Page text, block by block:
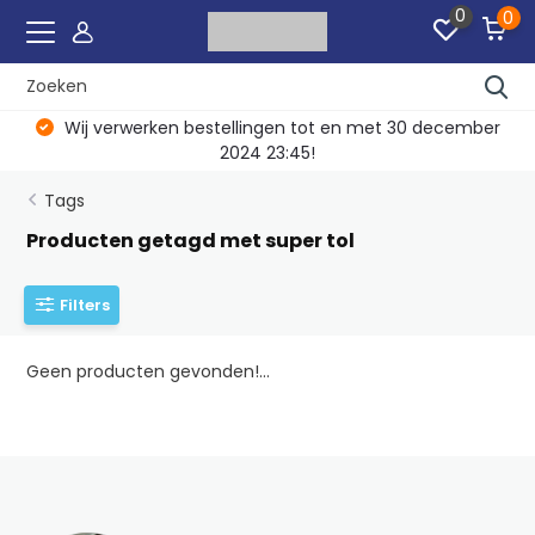
0 0
Wij verwerken bestellingen tot en met 30 december
2024 23:45!
Tags
Producten getagd met super tol
Filters
Geen producten gevonden!...